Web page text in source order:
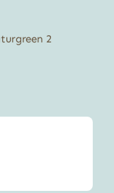
2